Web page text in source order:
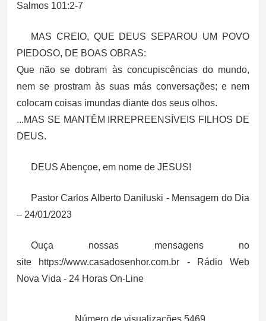
Salmos 101:2-7
MAS CREIO, QUE DEUS SEPAROU UM POVO
PIEDOSO, DE BOAS OBRAS:
Que não se dobram às concupiscências do mundo,
nem se prostram às suas más conversações; e nem
colocam coisas imundas diante dos seus olhos.
...MAS SE MANTÊM IRREPREENSÍVEIS FILHOS DE
DEUS.
DEUS Abençoe, em nome de JESUS!
Pastor Carlos Alberto Daniluski - Mensagem do Dia
– 24/01/2023
Ouça nossas mensagens no
site https://www.casadosenhor.com.br - Rádio Web
Nova Vida - 24 Horas On-Line
Número de visualizações 5469